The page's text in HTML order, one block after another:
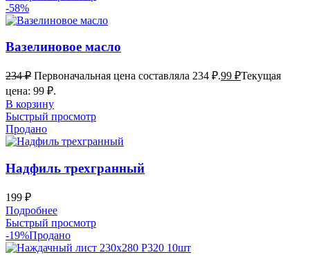
-58%
Вазелиновое масло
234₽ Первоначальная цена составляла 234 ₽.99 ₽Текущая
цена: 99 ₽.
В корзину
Быстрый просмотр
Продано
Надфиль трехгранный
199 ₽
Подробнее
Быстрый просмотр
-19%Продано